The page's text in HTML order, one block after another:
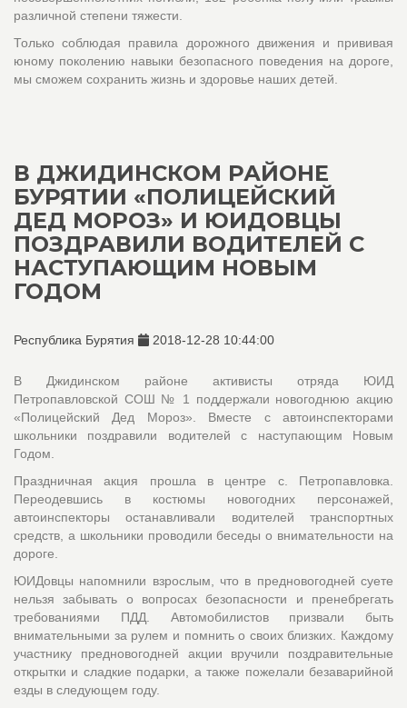
различной степени тяжести.
Только соблюдая правила дорожного движения и прививая
юному поколению навыки безопасного поведения на дороге,
мы сможем сохранить жизнь и здоровье наших детей.
В ДЖИДИНСКОМ РАЙОНЕ
БУРЯТИИ «ПОЛИЦЕЙСКИЙ
ДЕД МОРОЗ» И ЮИДОВЦЫ
ПОЗДРАВИЛИ ВОДИТЕЛЕЙ С
НАСТУПАЮЩИМ НОВЫМ
ГОДОМ
Республика Бурятия 2018-12-28 10:44:00
В Джидинском районе активисты отряда ЮИД
Петропавловской СОШ № 1 поддержали новогоднюю акцию
«Полицейский Дед Мороз». Вместе с автоинспекторами
школьники поздравили водителей с наступающим Новым
Годом.
Праздничная акция прошла в центре с. Петропавловка.
Переодевшись в костюмы новогодних персонажей,
автоинспекторы останавливали водителей транспортных
средств, а школьники проводили беседы о внимательности на
дороге.
ЮИДовцы напомнили взрослым, что в предновогодней суете
нельзя забывать о вопросах безопасности и пренебрегать
требованиями ПДД. Автомобилистов призвали быть
внимательными за рулем и помнить о своих близких. Каждому
участнику предновогодней акции вручили поздравительные
открытки и сладкие подарки, а также пожелали безаварийной
езды в следующем году.